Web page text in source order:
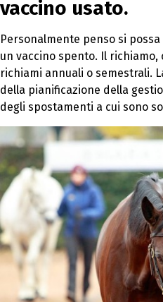
vaccino usato.
Personalmente penso si
un vaccino spento. Il richiamo,
richiami annuali o semestrali.
della pianificazione della
degli spostamenti a cui sono